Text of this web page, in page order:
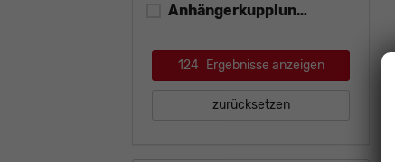
Anhängerkupplung
124 Ergebnisse anzeigen
zurücksetzen